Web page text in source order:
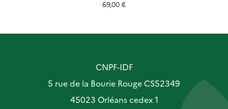
69,00 €
CNPF-IDF
5 rue de la Bourie Rouge CS52349
45023 Orléans cedex 1